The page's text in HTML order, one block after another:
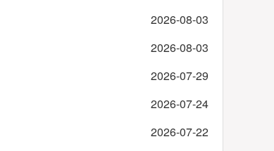
2026-08-03
2026-08-03
2026-07-29
2026-07-24
2026-07-22